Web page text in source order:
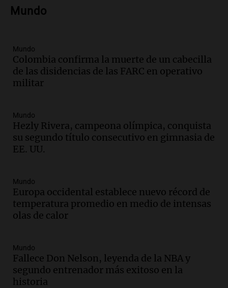
investigación internacional sobre asma
Episodios
Audio.Suspenden descuento en SUBE y
aumentan tarifas del SUBTE en Buenos
Aires desde agosto
Audio.Kicillof critica la desregulación
financiera y el aumento de la morosidad
en Buenos Aires
Audio.
Corte Suprema tras fallo que aparta a
Pagani como rector
Panorama Federal
Audio.
que la justicia social viene siendo
“despreciada y burlada”
Santa Misa
Mundo
Mundo
Colombia confirma la muerte de un cabecilla
de las disidencias de las FARC en operativo
militar
Mundo
Hezly Rivera, campeona olímpica, conquista
su segundo título consecutivo en gimnasia de
EE. UU.
Mundo
Europa occidental establece nuevo récord de
temperatura promedio en medio de intensas
olas de calor
Mundo
Fallece Don Nelson, leyenda de la NBA y
segundo entrenador más exitoso en la
historia